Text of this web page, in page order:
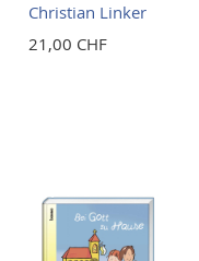
Christian Linker
21,00 CHF